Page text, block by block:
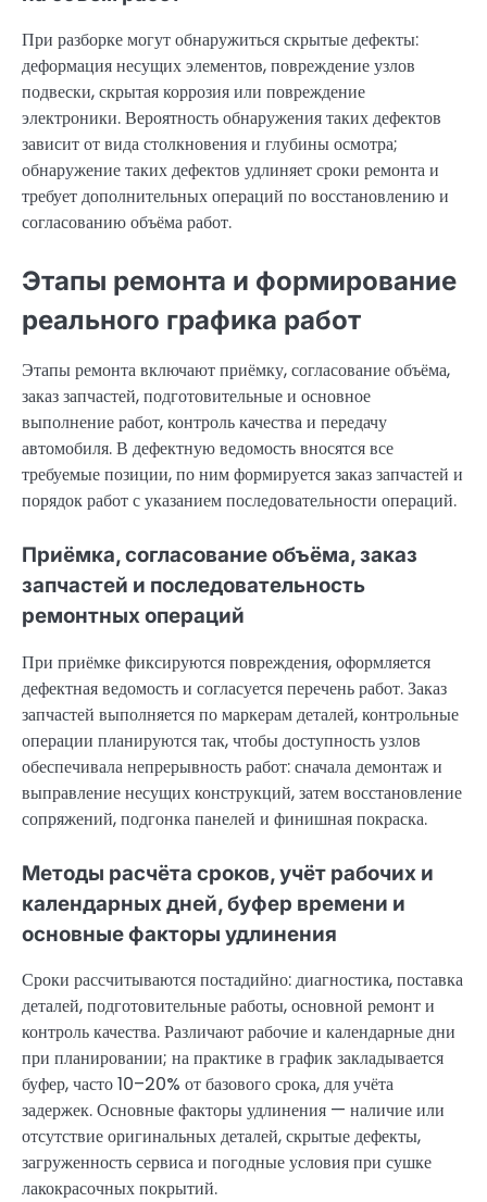
При разборке могут обнаружиться скрытые дефекты:
деформация несущих элементов, повреждение узлов
подвески, скрытая коррозия или повреждение
электроники. Вероятность обнаружения таких дефектов
зависит от вида столкновения и глубины осмотра;
обнаружение таких дефектов удлиняет сроки ремонта и
требует дополнительных операций по восстановлению и
согласованию объёма работ.
Этапы ремонта и формирование
реального графика работ
Этапы ремонта включают приёмку, согласование объёма,
заказ запчастей, подготовительные и основное
выполнение работ, контроль качества и передачу
автомобиля. В дефектную ведомость вносятся все
требуемые позиции, по ним формируется заказ запчастей и
порядок работ с указанием последовательности операций.
Приёмка, согласование объёма, заказ
запчастей и последовательность
ремонтных операций
При приёмке фиксируются повреждения, оформляется
дефектная ведомость и согласуется перечень работ. Заказ
запчастей выполняется по маркерам деталей, контрольные
операции планируются так, чтобы доступность узлов
обеспечивала непрерывность работ: сначала демонтаж и
выправление несущих конструкций, затем восстановление
сопряжений, подгонка панелей и финишная покраска.
Методы расчёта сроков, учёт рабочих и
календарных дней, буфер времени и
основные факторы удлинения
Сроки рассчитываются постадийно: диагностика, поставка
деталей, подготовительные работы, основной ремонт и
контроль качества. Различают рабочие и календарные дни
при планировании; на практике в график закладывается
буфер, часто 10–20% от базового срока, для учёта
задержек. Основные факторы удлинения — наличие или
отсутствие оригинальных деталей, скрытые дефекты,
загруженность сервиса и погодные условия при сушке
лакокрасочных покрытий.